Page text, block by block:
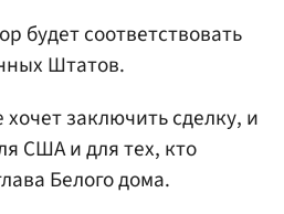
будет соответствовать
Штатов.
заключить сделку, и
США и для тех, кто
Белого дома.